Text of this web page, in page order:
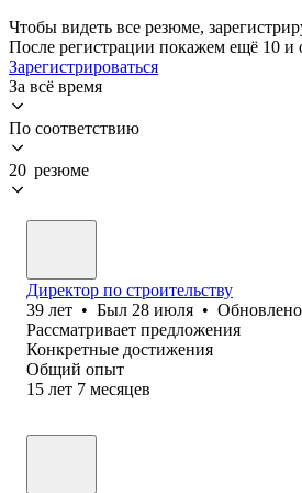
Чтобы видеть все резюме,
После регистрации покажем ещё 10 и
Зарегистрироваться
За всё время
По соответствию
20 резюме
Директор по строительству
39 лет • Был 28 июля • Обновлено
Рассматривает предложения
Конкретные достижения
Общий опыт
15 лет 7 месяцев